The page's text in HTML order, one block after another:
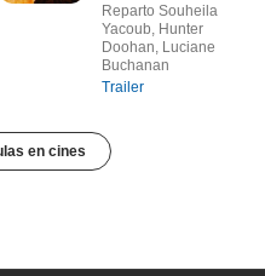
Reparto Souheila
Yacoub, Hunter
Doohan, Luciane
Buchanan
Trailer
en cines